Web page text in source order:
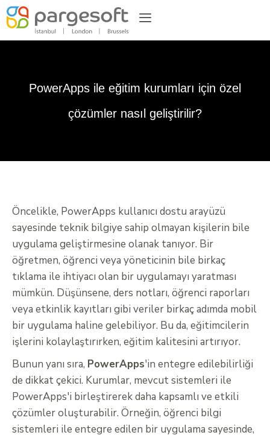
PowerApps ile eğitim kurumları için özel
çözümler nasıl geliştirilir?
Öncelikle, PowerApps kullanıcı dostu arayüzü
sayesinde teknik bilgiye sahip olmayan kişilerin bile
uygulama geliştirmesine olanak tanıyor. Bir
öğretmen, öğrenci veya yöneticinin bile birkaç
tıklama ile ihtiyacı olan bir uygulamayı yaratması
mümkün. Düşünsene, ders notları, öğrenci raporları
veya etkinlik kayıtları gibi veriler birkaç adımda mobil
bir uygulama haline gelebiliyor. Bu da, eğitimcilerin
işlerini kolaylaştırırken, eğitim kalitesini artırıyor.
Bunun yanı sıra, PowerApps'in entegre edilebilirliği
de dikkat çekici. Kurumlar, mevcut sistemleri ile
PowerApps'i birleştirerek daha kapsamlı ve etkili
çözümler oluşturabilir. Örneğin, öğrenci bilgi
sistemleri ile entegre edilen bir uygulama sayesinde,